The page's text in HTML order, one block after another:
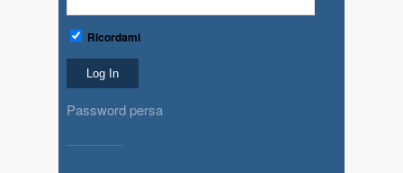
Ricordami
Password persa